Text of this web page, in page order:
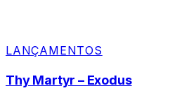
LANÇAMENTOS
Thy Martyr – Exodus